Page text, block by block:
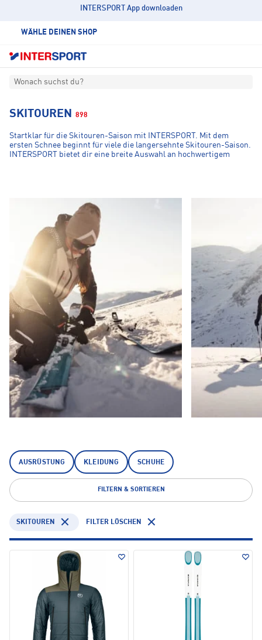
INTERSPORT App downloaden
WÄHLE DEINEN SHOP
Wonach suchst du?
SKITOUREN 898
Startklar für die Skitouren-Saison mit INTERSPORT. Mit dem
ersten Schnee beginnt für viele die langersehnte Skitouren-Saison.
INTERSPORT bietet dir eine breite Auswahl an hochwertigem
hilft dir, die Bergwelt optimal ausgestattet zu erkunden.
AUSRÜSTUNG KLEIDUNG SCHUHE
FILTERN & SORTIEREN
SKITOUREN FILTER LÖSCHEN